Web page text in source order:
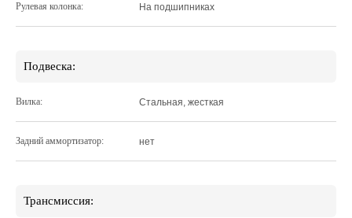
Рулевая колонка: На подшипниках
Подвеска:
Вилка: Стальная, жесткая
Задний аммортизатор: нет
Трансмиссия: